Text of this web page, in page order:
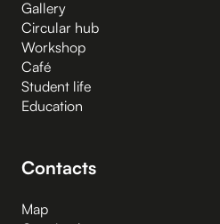
Gallery
Circular hub
Workshop
Café
Student life
Education
Contacts
Map